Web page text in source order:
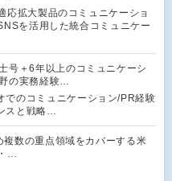
応拡大製品のコミュニケーショ
を活用した統合コミュニケー
号＋6年以上のコミュニケーシ
の実務経験…
でのコミュニケーション/PR経験
スと戦略…
複数の重点領域をカバーする米
…